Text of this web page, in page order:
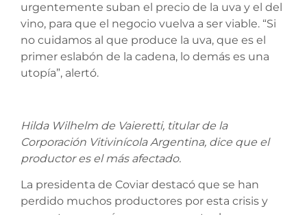
urgentemente suban el precio de la uva y el del
vino, para que el negocio vuelva a ser viable. “Si
no cuidamos al que produce la uva, que es el
primer eslabón de la cadena, lo demás es una
utopía”, alertó.
Hilda Wilhelm de Vaieretti, titular de la
Corporación Vitivinícola Argentina, dice que el
productor es el más afectado.
La presidenta de Coviar destacó que se han
perdido muchos productores por esta crisis y